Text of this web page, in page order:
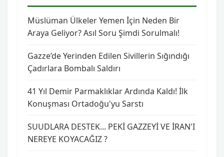
Müslüman Ülkeler Yemen İçin Neden Bir
Araya Geliyor? Asıl Soru Şimdi Sorulmalı!
Gazze’de Yerinden Edilen Sivillerin Sığındığı
Çadırlara Bombalı Saldırı
41 Yıl Demir Parmaklıklar Ardında Kaldı! İlk
Konuşması Ortadoğu'yu Sarstı
SUUDLARA DESTEK... PEKİ GAZZEYİ VE İRAN'I
NEREYE KOYACAĞIZ ?